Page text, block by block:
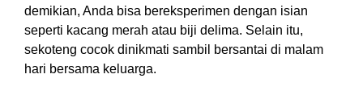
demikian, Anda bisa bereksperimen dengan isian
seperti kacang merah atau biji delima. Selain itu,
sekoteng cocok dinikmati sambil bersantai di malam
hari bersama keluarga.